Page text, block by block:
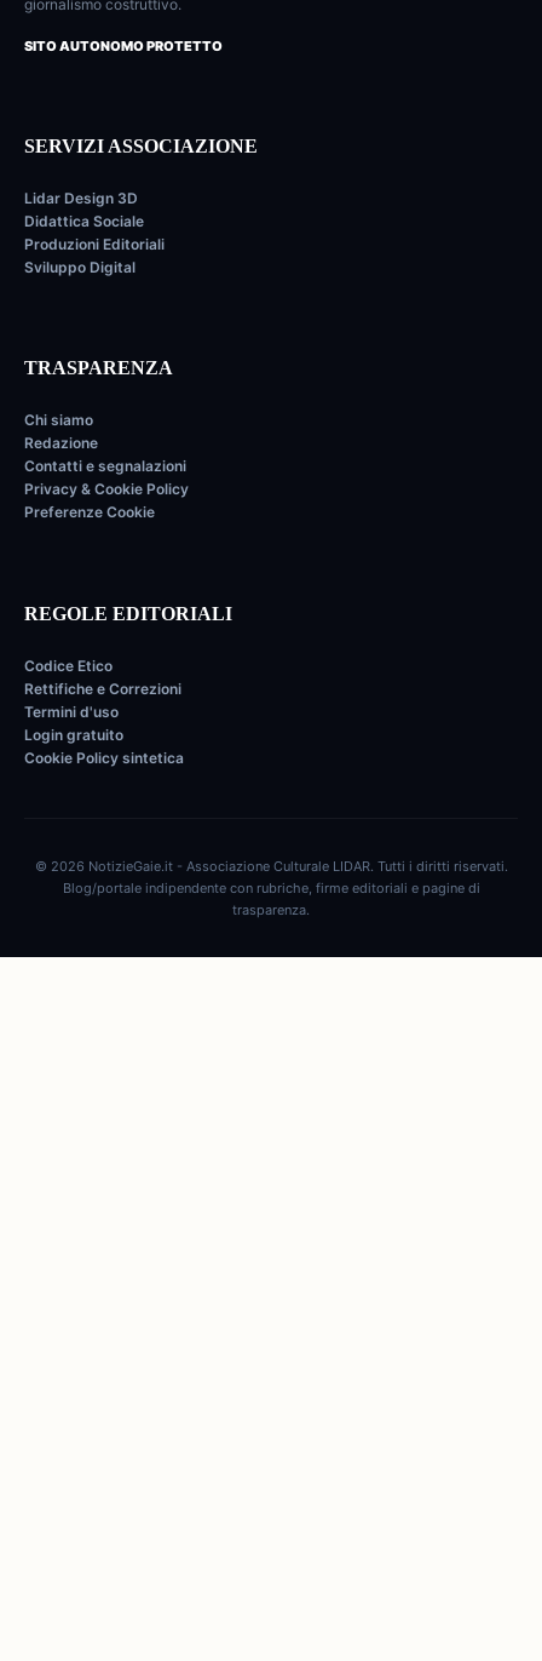
giornalismo costruttivo.
SITO AUTONOMO PROTETTO
SERVIZI ASSOCIAZIONE
Lidar Design 3D
Didattica Sociale
Produzioni Editoriali
Sviluppo Digital
TRASPARENZA
Chi siamo
Redazione
Contatti e segnalazioni
Privacy & Cookie Policy
Preferenze Cookie
REGOLE EDITORIALI
Codice Etico
Rettifiche e Correzioni
Termini d'uso
Login gratuito
Cookie Policy sintetica
© 2026 NotizieGaie.it - Associazione Culturale LIDAR. Tutti i diritti riservati.
Blog/portale indipendente con rubriche, firme editoriali e pagine di
trasparenza.